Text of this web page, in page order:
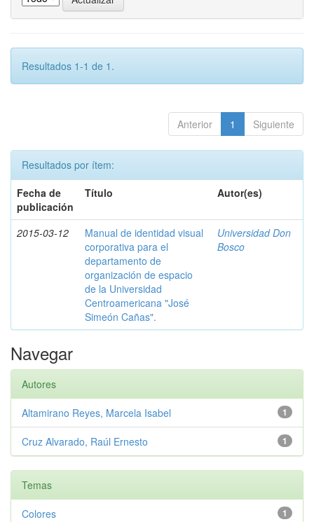
Resultados 1-1 de 1.
Anterior 1 Siguiente
Resultados por ítem:
Fecha de
publicación
Título Autor(es)
2015-03-12
Manual de identidad visual
corporativa para el
departamento de
organización de espacio
de la Universidad
Centroamericana "José
Simeón Cañas".
Universidad Don
Bosco
Navegar
Autores
1
Altamirano Reyes, Marcela Isabel
1
Cruz Alvarado, Raúl Ernesto
Temas
1
Colores